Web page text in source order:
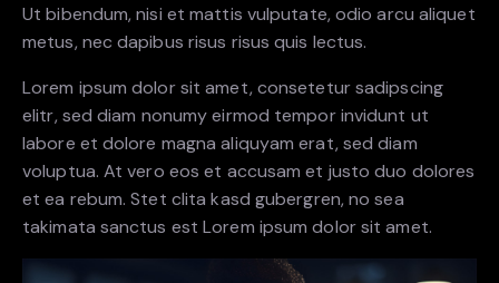
Ut bibendum, nisi et mattis vulputate, odio arcu aliquet
metus, nec dapibus risus risus quis lectus.
Lorem ipsum dolor sit amet, consetetur sadipscing
elitr, sed diam nonumy eirmod tempor invidunt ut
labore et dolore magna aliquyam erat, sed diam
voluptua. At vero eos et accusam et justo duo dolores
et ea rebum. Stet clita kasd gubergren, no sea
takimata sanctus est Lorem ipsum dolor sit amet.